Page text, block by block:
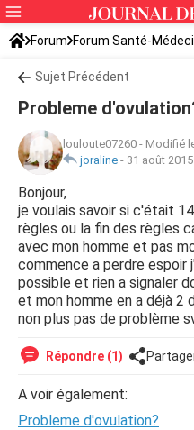
Forum Forum Santé-
Ovulation
Sujet Précédent
Probleme
louloute07260 - Modifié
joraline - 31 août
Bonjour,
je voulais savoir si c'était
règles ou la fin des règles
avec mon homme et pas
commence a perdre
possible et rien a signaler
et mon homme en a déjà 2
non plus pas de problème
Répondre (1)
A voir également:
Probleme d'ovulation?